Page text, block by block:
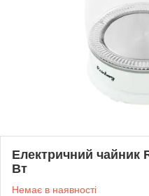
Електричний чайник
Вт
Немає в наявності